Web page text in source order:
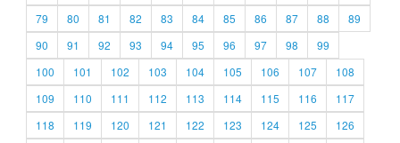
79
80 81 82 83 84 85 86 87 88
89
90
91 92 93 94 95 96 97 98
99
100
101 102 103 104 105 106 107
108
109
110 111 112 113 114 115 116
117
118
119 120 121 122 123 124 125
126